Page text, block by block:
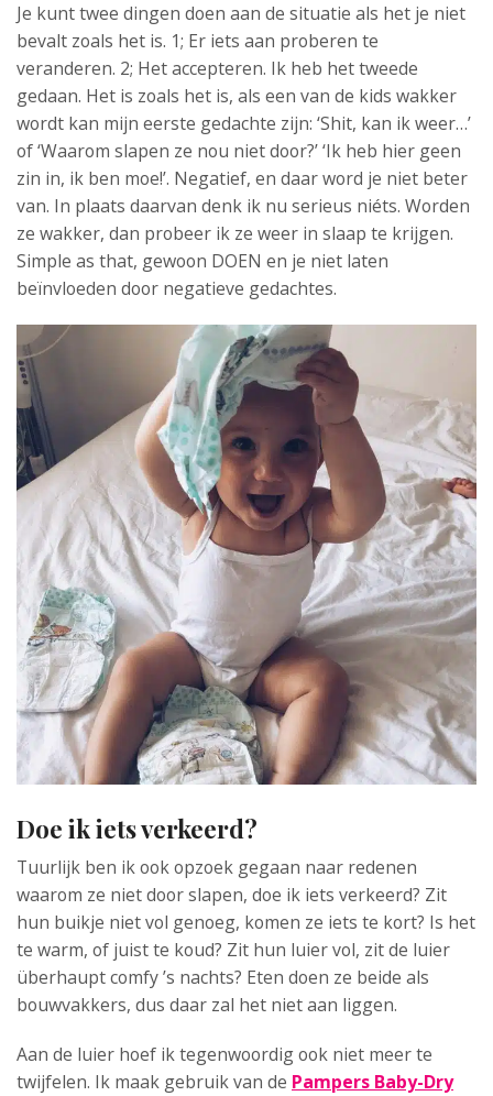
Je kunt twee dingen doen aan de situatie als het je niet
bevalt zoals het is. 1; Er iets aan proberen te
veranderen. 2; Het accepteren. Ik heb het tweede
gedaan. Het is zoals het is, als een van de kids wakker
wordt kan mijn eerste gedachte zijn: ‘Shit, kan ik weer…’
of ‘Waarom slapen ze nou niet door?’ ‘Ik heb hier geen
zin in, ik ben moe!’. Negatief, en daar word je niet beter
van. In plaats daarvan denk ik nu serieus niéts. Worden
ze wakker, dan probeer ik ze weer in slaap te krijgen.
Simple as that, gewoon DOEN en je niet laten
beïnvloeden door negatieve gedachtes.
Doe ik iets verkeerd?
Tuurlijk ben ik ook opzoek gegaan naar redenen
waarom ze niet door slapen, doe ik iets verkeerd? Zit
hun buikje niet vol genoeg, komen ze iets te kort? Is het
te warm, of juist te koud? Zit hun luier vol, zit de luier
überhaupt comfy ’s nachts? Eten doen ze beide als
bouwvakkers, dus daar zal het niet aan liggen.
Aan de luier hoef ik tegenwoordig ook niet meer te
twijfelen. Ik maak gebruik van de Pampers Baby-Dry